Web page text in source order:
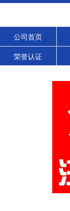
公司首页
荣誉认证